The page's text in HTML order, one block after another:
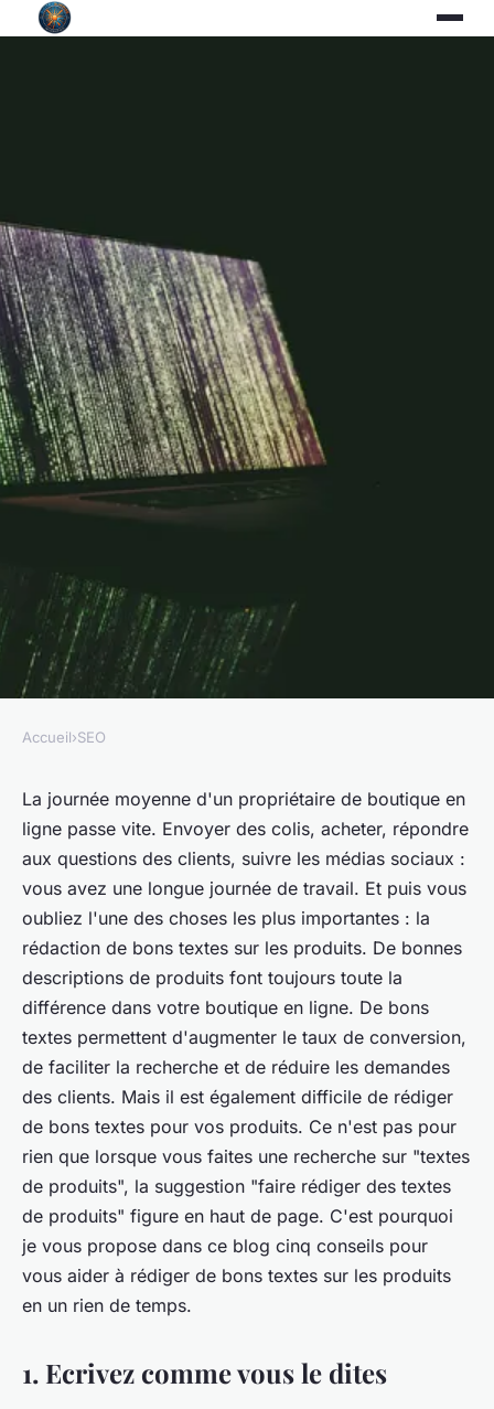
Cinq conseils pour des textes
de produits efficaces
•7 octobre 2020 •4 min de lecture
Accueil›SEO
La journée moyenne d'un propriétaire de boutique en
ligne passe vite. Envoyer des colis, acheter, répondre
aux questions des clients, suivre les médias sociaux :
vous avez une longue journée de travail. Et puis vous
oubliez l'une des choses les plus importantes : la
rédaction de bons textes sur les produits. De bonnes
descriptions de produits font toujours toute la
différence dans votre boutique en ligne. De bons
textes permettent d'augmenter le taux de conversion,
de faciliter la recherche et de réduire les demandes
des clients. Mais il est également difficile de rédiger
de bons textes pour vos produits. Ce n'est pas pour
rien que lorsque vous faites une recherche sur "textes
de produits", la suggestion "faire rédiger des textes
de produits" figure en haut de page. C'est pourquoi
je vous propose dans ce blog cinq conseils pour
vous aider à rédiger de bons textes sur les produits
en un rien de temps.
1. Ecrivez comme vous le dites